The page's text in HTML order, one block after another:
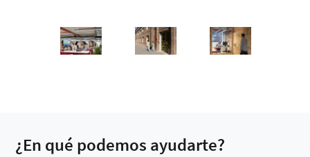
¿En qué podemos ayudarte?